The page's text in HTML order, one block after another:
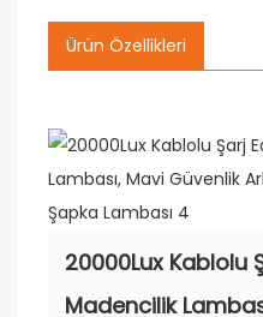
Ürün Özellikleri
20000Lux Kablolu
Madencilik